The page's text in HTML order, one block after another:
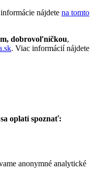
informácie nájdete na tomto
dobrovoľníčkou,
. Viac informácií nájdete
oplatí spoznať:
anonymné analytické